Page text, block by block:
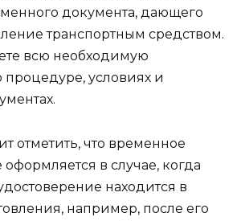
документа, дающего
транспортным средством.
всю необходимую
условиях и
отметить, что временное
в случае, когда
находится в
например, после его